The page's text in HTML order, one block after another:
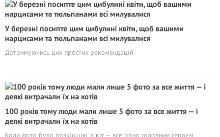
У березні посипте цим цибулині квіти, щоб вашими
нарцисами та тюльпанами всі милувалися
Дотримуючись цих простих рекомендацій
100 років тому люди мали лише 5 фото за все життя — і
деякі витрачали їх на котів
Коли фото було розкішшю, а кіт — все одно головним героєм